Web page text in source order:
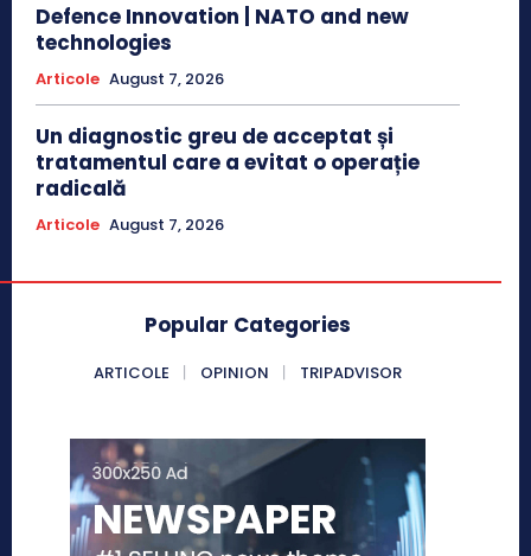
Defence Innovation | NATO and new
technologies
Articole August 7, 2026
Un diagnostic greu de acceptat și
tratamentul care a evitat o operație
radicală
Articole August 7, 2026
Popular Categories
ARTICOLE OPINION TRIPADVISOR